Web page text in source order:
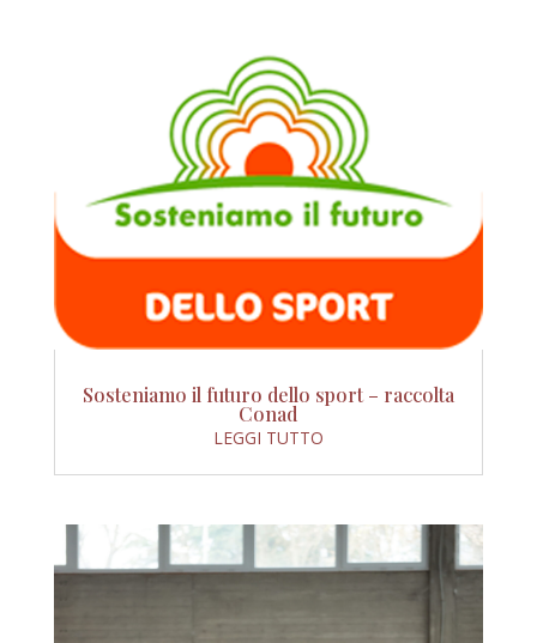
Sosteniamo il futuro dello sport – raccolta
Conad
LEGGI TUTTO